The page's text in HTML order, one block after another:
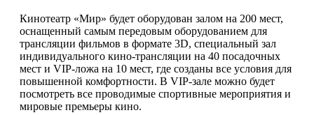
Кинотеатр «Мир» будет оборудован залом на 200 мест,
оснащенный самым передовым оборудованием для
трансляции фильмов в формате 3D, специальный зал
индивидуального кино-трансляции на 40 посадочных
мест и VIP-ложа на 10 мест, где созданы все условия для
повышенной комфортности. В VIP-зале можно будет
посмотреть все проводимые спортивные мероприятия и
мировые премьеры кино.